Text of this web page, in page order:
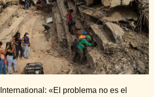
«El problema no es el